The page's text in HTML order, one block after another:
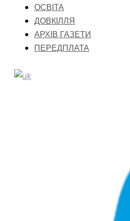
ОСВІТА
ДОВКІЛЛЯ
АРХІВ ГАЗЕТИ
ПЕРЕДПЛАТА